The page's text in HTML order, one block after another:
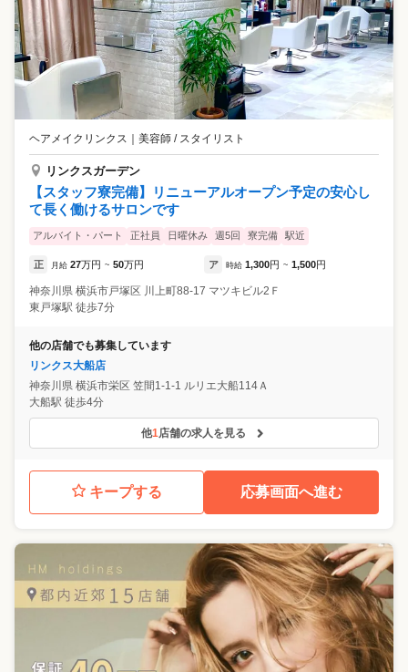
ヘアメイクリンクス ｜ 美容師 / スタイリスト
リンクスガーデン
【スタッフ寮完備】リニューアルオープン予定の安心し
て長く働けるサロンです
アルバイト・パート 正社員 日曜休み 週5回 寮完備 駅近
正 月給 27万円 ~ 50万円 ア 時給 1,300円 ~ 1,500円
神奈川県 横浜市戸塚区 川上町88-17 マツキビル2Ｆ
東戸塚駅 徒歩7分
他の店舗でも募集しています
リンクス大船店
神奈川県 横浜市栄区 笠間1-1-1 ルリエ大船114Ａ
大船駅 徒歩4分
他1店舗の求人を見る
キープする 応募画面へ進む